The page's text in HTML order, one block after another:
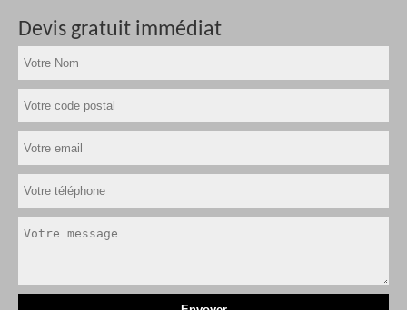
Devis gratuit immédiat